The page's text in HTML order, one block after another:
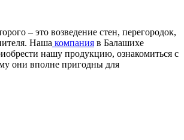
– это возведение стен, перегородок,
Наша компания в Балашихе
нашу продукцию, ознакомиться с
они вполне пригодны для